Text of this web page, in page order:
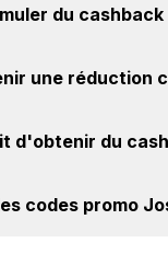
l'URL du
du cashback
réalisez
une réduction
Joseph. Ce
d'obtenir du
Oui, c'est donc
codes promo